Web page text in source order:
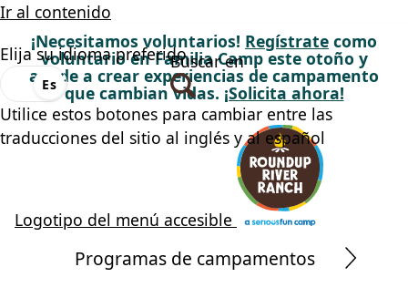
Ir al contenido
¡Necesitamos voluntarios! Regístrate como
voluntario en Familia Camp este otoño y
ayude a crear experiencias de campamento
que cambian vidas. ¡Solicita ahora!
Logotipo del menú accesible
Buscar en
Elija su idioma preferido
Es
Utilice estos botones para cambiar entre las
traducciones del sitio al inglés y al español
Programas de campamentos